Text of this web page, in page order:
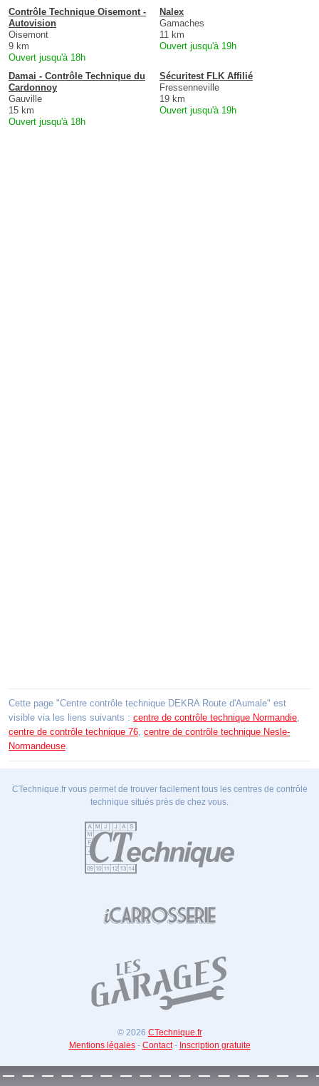
Contrôle Technique Oisemont -
Autovision
Oisemont
9 km
Ouvert jusqu'à 18h
Nalex
Gamaches
11 km
Ouvert jusqu'à 19h
Damai - Contrôle Technique du
Cardonnoy
Gauville
15 km
Ouvert jusqu'à 18h
Sécuritest FLK Affilié
Fressenneville
19 km
Ouvert jusqu'à 19h
Cette page "Centre contrôle technique DEKRA Route d'Aumale" est
visible via les liens suivants : centre de contrôle technique Normandie,
centre de contrôle technique 76, centre de contrôle technique Nesle-
Normandeuse.
CTechnique.fr vous permet de trouver facilement tous les centres de contrôle
technique situés près de chez vous.
© 2026 CTechnique.fr
Mentions légales- Contact- Inscription gratuite